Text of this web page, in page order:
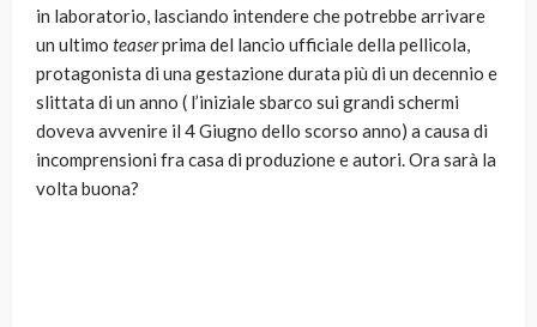
in laboratorio, lasciando intendere che potrebbe arrivare
un ultimo teaserprima del lancio ufficiale della pellicola,
protagonista di una gestazione durata più di un decennio e
slittata di un anno ( l’iniziale sbarco sui grandi schermi
doveva avvenire il 4 Giugno dello scorso anno) a causa di
incomprensioni fra casa di produzione e autori. Ora sarà la
volta buona?